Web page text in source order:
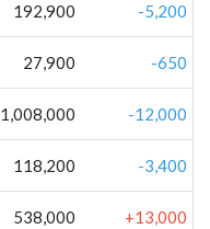
192,900 -5,200
27,900 -650
1,008,000 -12,000
118,200 -3,400
538,000 +13,000